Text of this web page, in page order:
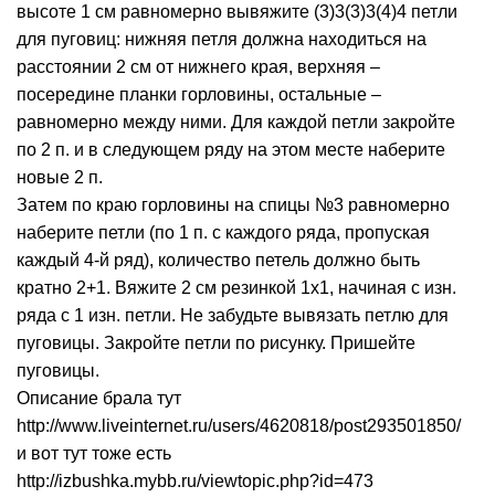
высоте 1 см равномерно вывяжите (3)3(3)3(4)4 петли
для пуговиц: нижняя петля должна находиться на
расстоянии 2 см от нижнего края, верхняя –
посередине планки горловины, остальные –
равномерно между ними. Для каждой петли закройте
по 2 п. и в следующем ряду на этом месте наберите
новые 2 п.
Затем по краю горловины на спицы №3 равномерно
наберите петли (по 1 п. с каждого ряда, пропуская
каждый 4-й ряд), количество петель должно быть
кратно 2+1. Вяжите 2 см резинкой 1х1, начиная с изн.
ряда с 1 изн. петли. Не забудьте вывязать петлю для
пуговицы. Закройте петли по рисунку. Пришейте
пуговицы.
Описание брала тут
http://www.liveinternet.ru/users/4620818/post293501850/
и вот тут тоже есть
http://izbushka.mybb.ru/viewtopic.php?id=473